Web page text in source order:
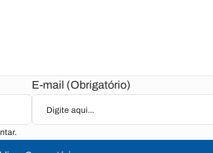
E-mail (Obrigatório)